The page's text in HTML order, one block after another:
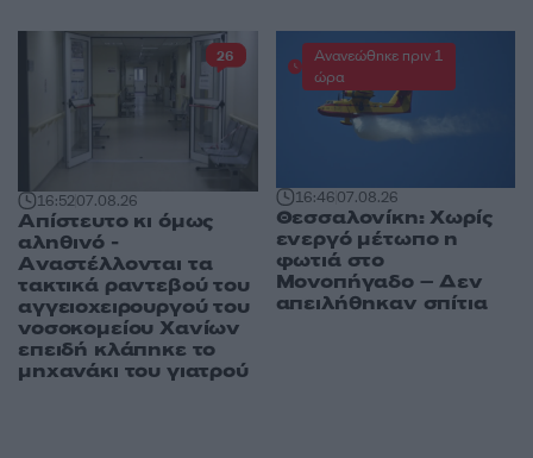
16:5207.08.26
Απίστευτο κι όμως
αληθινό -
Aναστέλλονται τα
τακτικά ραντεβού του
αγγειοχειρουργού του
νοσοκομείου Χανίων
επειδή κλάπηκε το
μηχανάκι του γιατρού
26
16:4607.08.26
Θεσσαλονίκη: Χωρίς
ενεργό μέτωπο η
φωτιά στο
Μονοπήγαδο – Δεν
απειλήθηκαν σπίτια
Ανανεώθηκε πριν 1
ώρα